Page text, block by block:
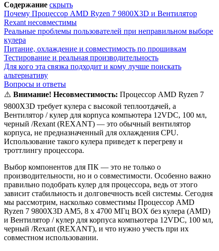
Содержание скрыть
Почему Процессор AMD Ryzen 7 9800X3D и Вентилятор
Rexant несовместимы
Реальные проблемы пользователей при неправильном выборе
кулера
Питание, охлаждение и совместимость по прошивкам
Тестирование и реальная производительность
Для кого эта связка подходит и кому лучше поискать
альтернативу
Вопросы и ответы
⚠️ Внимание! Несовместимость: Процессор AMD Ryzen 7
9800X3D требует кулера с высокой теплоотдачей, а
Вентилятор / кулер для корпуса компьютера 12VDC, 100 мл,
черный /Rexant (REXANT) — это обычный вентилятор
корпуса, не предназначенный для охлаждения CPU.
Использование такого кулера приведет к перегреву и
троттлингу процессора.
Выбор компонентов для ПК — это не только о
производительности, но и о совместимости. Особенно важно
правильно подобрать кулер для процессора, ведь от этого
зависит стабильность и долговечность всей системы. Сегодня
мы рассмотрим, насколько совместимы Процессор AMD
Ryzen 7 9800X3D AM5, 8 x 4700 МГц BOX без кулера (AMD)
и Вентилятор / кулер для корпуса компьютера 12VDC, 100 мл,
черный /Rexant (REXANT), и что нужно учесть при их
совместном использовании.